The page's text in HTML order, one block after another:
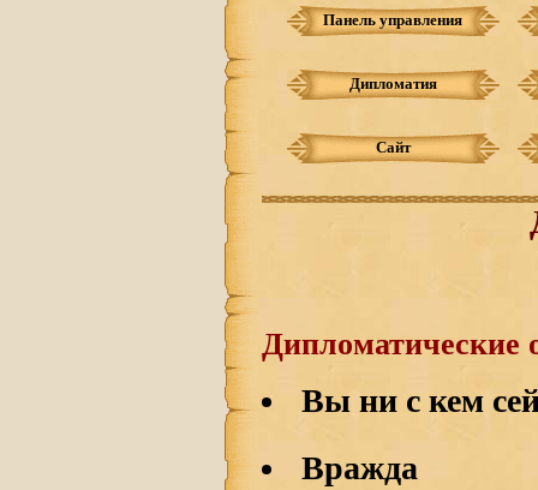
Панель управления
Дипломатия
Сайт
Дипломатические
Вы ни с кем
Вражда